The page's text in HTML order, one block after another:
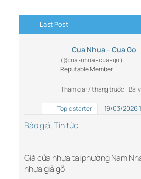
Last Post
Cua Nhua – Cua Go
(@cua-nhua-cua-go)
Reputable Member
Tham gia: 7 tháng trước Bài
Topic starter 19/03/2026
Báo giá,Tin tức
Giá cửa nhựa tại phường Nam
nhựa giả gỗ